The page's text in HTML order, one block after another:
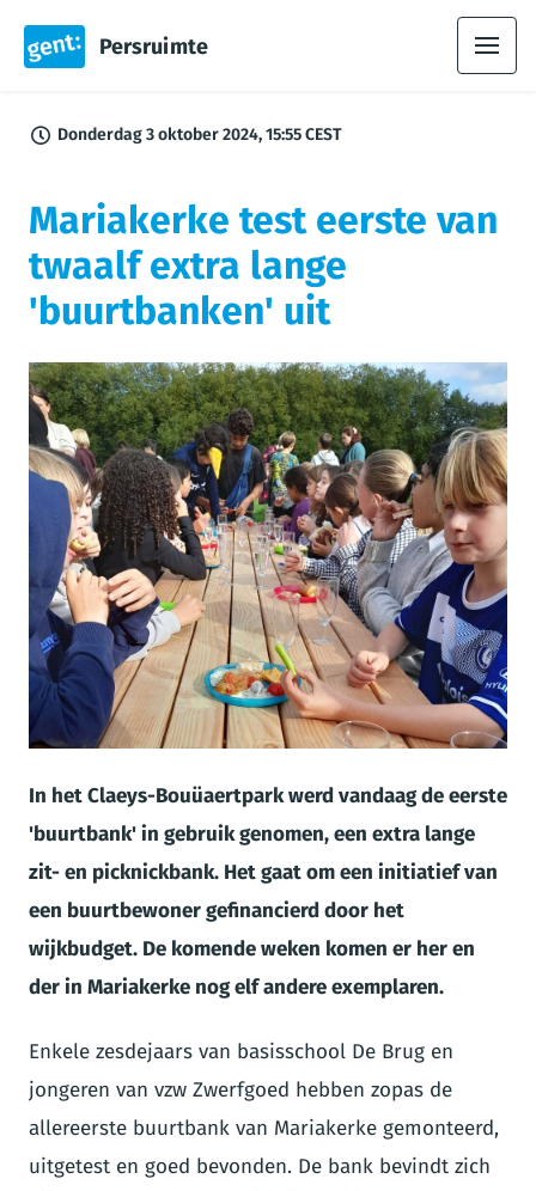
Persruimte
Donderdag 3 oktober 2024, 15:55 CEST
Mariakerke test eerste van
twaalf extra lange
'buurtbanken' uit
JPG
In het Claeys-Bouüaertpark werd vandaag de eerste
'buurtbank' in gebruik genomen, een extra lange
zit- en picknickbank. Het gaat om een initiatief van
een buurtbewoner gefinancierd door het
wijkbudget. De komende weken komen er her en
der in Mariakerke nog elf andere exemplaren.
Enkele zesdejaars van basisschool De Brug en
jongeren van vzw Zwerfgoed hebben zopas de
allereerste buurtbank van Mariakerke gemonteerd,
uitgetest en goed bevonden. De bank bevindt zich